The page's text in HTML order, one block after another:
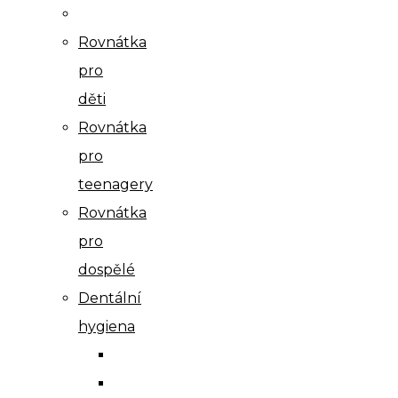
Rovnátka
pro
děti
Rovnátka
pro
teenagery
Rovnátka
pro
dospělé
Dentální
hygiena